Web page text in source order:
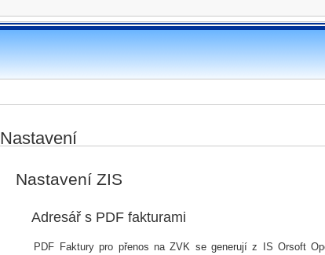
Nastavení
Nastavení ZIS
Adresář s PDF fakturami
PDF Faktury pro přenos na ZVK se generují z IS Orsoft